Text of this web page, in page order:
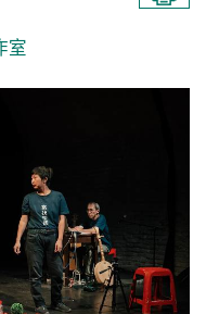
影響航班 聯
Up As
級英雄 《閻鐵
籃芬蘭奪冠
化活動 串聯
地高檔料理並
皇冠明珠 融
室